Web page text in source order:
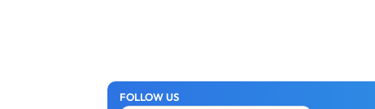
FOLLOW US